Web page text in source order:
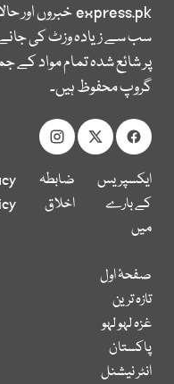
express.pkخبروں اور
سب سے زیادہ وزٹ کی
پر شائع شدہ تمام مواد
گروپ محفوظ ہیں۔
ایکسپریس
کے بارے
میں
ضابطہ
اخلاق
صفحۂ اول
تازہ ترین
غزہ لہو لہو
پاکستان
انٹر نیشنل